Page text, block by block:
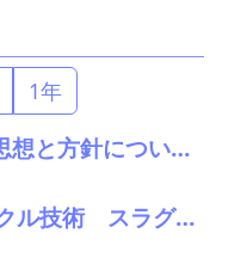
1年
TSUとTSRの思想と方針について考える
台湾のリサイクル技術 スラグのエイジングをどうする